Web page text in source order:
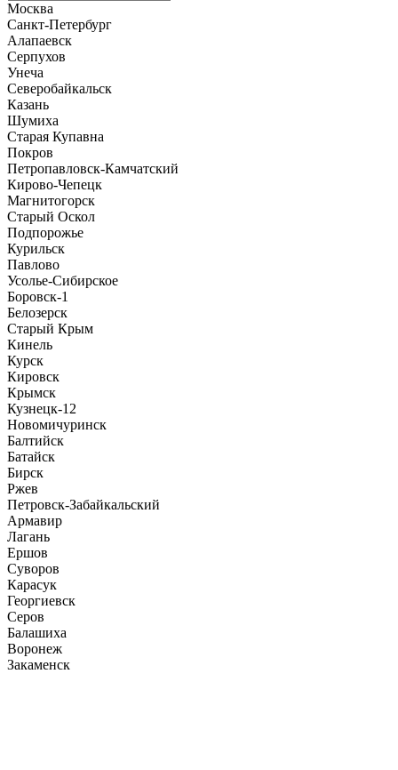
Москва
Санкт-Петербург
Алапаевск
Серпухов
Унеча
Северобайкальск
Казань
Шумиха
Старая Купавна
Покров
Петропавловск-Камчатский
Кирово-Чепецк
Магнитогорск
Старый Оскол
Подпорожье
Курильск
Павлово
Усолье-Сибирское
Боровск-1
Белозерск
Старый Крым
Кинель
Курск
Кировск
Крымск
Кузнецк-12
Новомичуринск
Балтийск
Батайск
Бирск
Ржев
Петровск-Забайкальский
Армавир
Лагань
Ершов
Суворов
Карасук
Георгиевск
Серов
Балашиха
Воронеж
Закаменск